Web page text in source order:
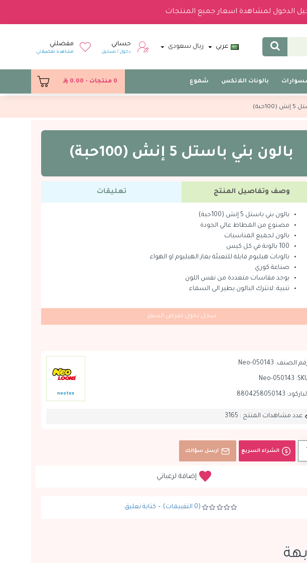
الدخول لمشاهدة اسعار جميع المنتجات
عربي ريال سعودى حسابي
دخول / تسجيل
مفضلتي
مشاهدة تفضيلاتي
بالونات اللاتكس شموع 0 منتجات - 0.00
بالون بني باستل 5 إنش (100حبة)
وصف وتفاصيل المنتج تعليقات
بالون بني باستل 5 إنش (100حبة)
مصنوع من المطاط عالي الجودة
بالون لجميع المناسبات
100 بالونة في كل كيس
بالونات هيليوم قابلة للتعبئة بغاز الهيليوم او الهواء
صناعة كوري
يوجد مقاسات متعددة من نفس اللون
تنبية :لاتترك البالون يطير الى السماء
الصنف: Neo-050143
Neo-050143
8804258050143
neotex
عدد مشاهدات المنتج : 3165
(0 التقييمات) - كتابة تعليق
سجل دخول لعرض السعر
الشراء السريع ارسل سؤالك
إضافة لرغباتي